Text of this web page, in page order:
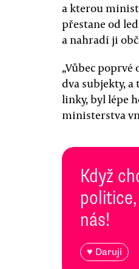
a kterou
přestane od
a nahradí ji
„Vůbec
dva subjekty, a
linky, byl lépe
ministerstva
Když
nás!
♥ Daruji